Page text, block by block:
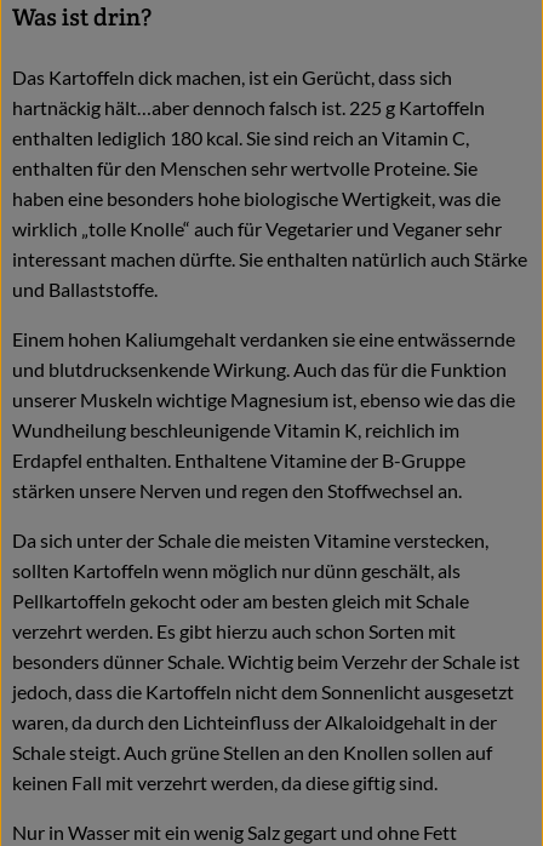
Was ist drin?
Das Kartoffeln dick machen, ist ein Gerücht, dass sich
hartnäckig hält…aber dennoch falsch ist. 225 g Kartoffeln
enthalten lediglich 180 kcal. Sie sind reich an Vitamin C,
enthalten für den Menschen sehr wertvolle Proteine. Sie
haben eine besonders hohe biologische Wertigkeit, was die
wirklich „tolle Knolle“ auch für Vegetarier und Veganer sehr
interessant machen dürfte. Sie enthalten natürlich auch Stärke
und Ballaststoffe.
Einem hohen Kaliumgehalt verdanken sie eine entwässernde
und blutdrucksenkende Wirkung. Auch das für die Funktion
unserer Muskeln wichtige Magnesium ist, ebenso wie das die
Wundheilung beschleunigende Vitamin K, reichlich im
Erdapfel enthalten. Enthaltene Vitamine der B-Gruppe
stärken unsere Nerven und regen den Stoffwechsel an.
Da sich unter der Schale die meisten Vitamine verstecken,
sollten Kartoffeln wenn möglich nur dünn geschält, als
Pellkartoffeln gekocht oder am besten gleich mit Schale
verzehrt werden. Es gibt hierzu auch schon Sorten mit
besonders dünner Schale. Wichtig beim Verzehr der Schale ist
jedoch, dass die Kartoffeln nicht dem Sonnenlicht ausgesetzt
waren, da durch den Lichteinfluss der Alkaloidgehalt in der
Schale steigt. Auch grüne Stellen an den Knollen sollen auf
keinen Fall mit verzehrt werden, da diese giftig sind.
Nur in Wasser mit ein wenig Salz gegart und ohne Fett